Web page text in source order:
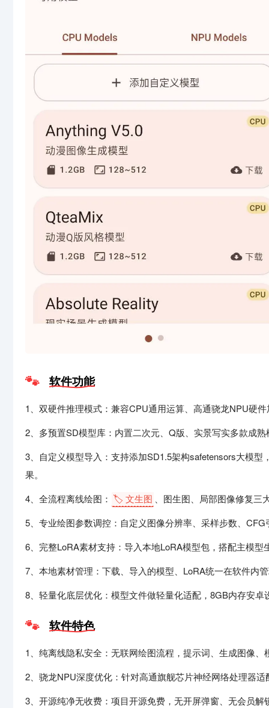
软件功能
1、双硬件推理模式：兼容CPU通用运算、高通骁龙NPU硬
2、多预置SD模型库：内置二次元、Q版、实景写实多款成
3、自定义模型导入：支持添加SD1.5架构safetensors大模
果。
4、全流程离线绘图： 🏷️ 文生图 、图生图、局部图像修复三
5、专业绘图参数调控：自定义图像分辨率、采样步数、
6、完整LoRA素材支持：导入本地LoRA模型包，搭配主模型
7、本地素材管理：下载、导入的模型、LoRA统一在软件内
8、轻量化底层优化：模型文件做轻量化适配，8GB内存安卓
软件特色
1、纯离线隐私安全：无联网绘图流程，提示词、生成图像、
2、骁龙NPU深度优化：针对高通旗舰芯片神经网络处理器
3、开源纯净无收费：项目开源免费，无开屏弹窗、无会员解